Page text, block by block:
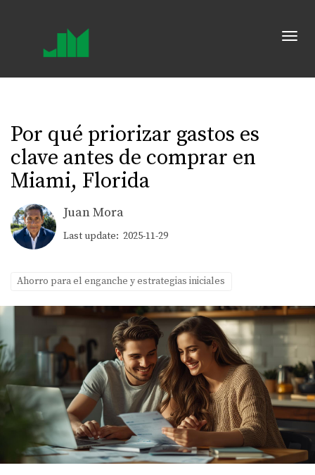
Por qué priorizar gastos es
clave antes de comprar en
Miami, Florida
Juan Mora
Last update: 2025-11-29
Ahorro para el enganche y estrategias iniciales